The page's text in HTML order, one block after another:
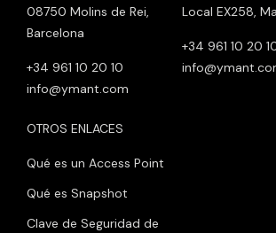
08750 Molins de Rei,
Barcelona
+34 961 10 20 10
info@ymant.com
Local EX258,
+34 961 10 20
OTROS ENLACES
Qué es un Access Point
Qué es Snapshot
Clave de Seguridad de